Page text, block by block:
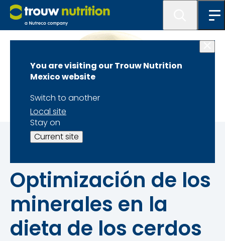
You are visiting our Trouw Nutrition
Mexico website
Switch to another
Local site
Stay on
Current site
Mejorando la tasa de crecimiento y la rentabilidad de
la producción porcina
Optimización de los
minerales en la
dieta de los cerdos